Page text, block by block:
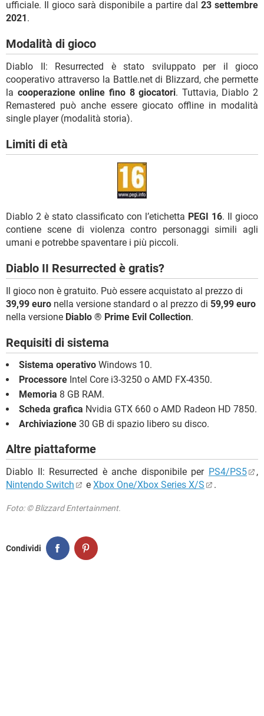
ufficiale. Il gioco sarà disponibile a partire dal 23 settembre
2021.
Modalità di gioco
Diablo II: Resurrected è stato sviluppato per il gioco
cooperativo attraverso la Battle.net di Blizzard, che permette
la cooperazione online fino 8 giocatori. Tuttavia, Diablo 2
Remastered può anche essere giocato offline in modalità
single player (modalità storia).
Limiti di età
Diablo 2 è stato classificato con l’etichetta PEGI 16. Il gioco
contiene scene di violenza contro personaggi simili agli
umani e potrebbe spaventare i più piccoli.
Diablo II Resurrected è gratis?
Il gioco non è gratuito. Può essere acquistato al prezzo di
39,99 euro nella versione standard o al prezzo di 59,99 euro
nella versione Diablo ® Prime Evil Collection.
Requisiti di sistema
Sistema operativo Windows 10.
Processore Intel Core i3-3250 o AMD FX-4350.
Memoria 8 GB RAM.
Scheda grafica Nvidia GTX 660 o AMD Radeon HD 7850.
Archiviazione 30 GB di spazio libero su disco.
Altre piattaforme
Diablo II: Resurrected è anche disponibile per PS4/PS5
,
Nintendo Switch
e Xbox One/Xbox Series X/S .
Foto: © Blizzard Entertainment.
Condividi